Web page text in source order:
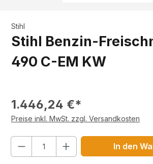
Stihl
Stihl Benzin-
490 C-EM KW
1.446,24 €*
Preise inkl. MwSt. zzgl. Versandkosten
Anzahl
In den